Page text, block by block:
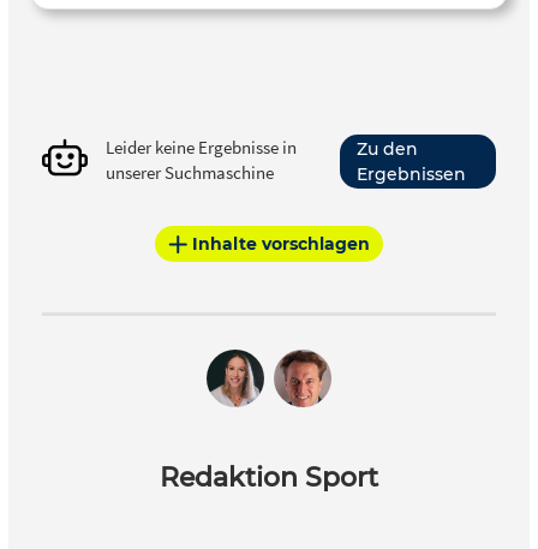
Leider keine Ergebnisse in
unserer Suchmaschine
Zu den
Ergebnissen
Inhalte vorschlagen
Redaktion Sport